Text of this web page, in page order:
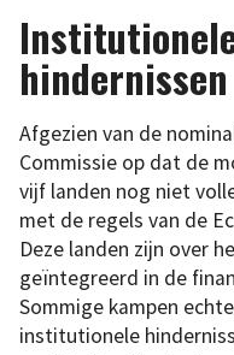
hindernissen
Afgezien van de
Commissie op dat de
vijf landen nog niet
met de regels van de
Deze landen zijn over
geïntegreerd in de
Sommige kampen
institutionele